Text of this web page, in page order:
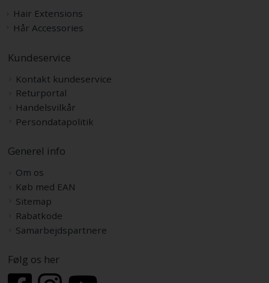
Hair Extensions
Hår Accessories
Kundeservice
Kontakt kundeservice
Returportal
Handelsvilkår
Persondatapolitik
Generel info
Om os
Køb med EAN
Sitemap
Rabatkode
Samarbejdspartnere
Følg os her